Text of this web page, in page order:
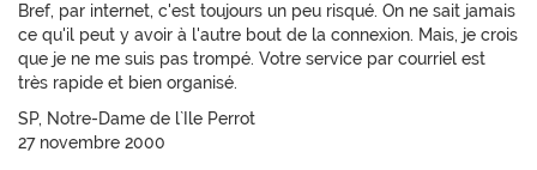
Bref, par internet, c'est toujours un peu risqué. On ne sait jamais
ce qu'il peut y avoir à l'autre bout de la connexion. Mais, je crois
que je ne me suis pas trompé. Votre service par courriel est
très rapide et bien organisé.
SP, Notre-Dame de l`Ile Perrot
27 novembre 2000